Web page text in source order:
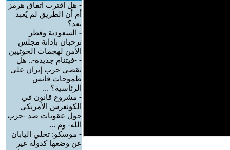
- هل اقترب اتفاق هرمز
أم أن الطريق لم يُعبد
بعد؟
- السعودية وقطر
ترحبان بإدانة مجلس
الأمن لهجمات الحوثيين
- -فيتنام جديدة-.. هل
تقضي حرب إيران على
طموحات فانس
الرئاسية؟ ...
- مشروع قانون في
الكونغرس الأمريكي
حول عقوبات ضد -حزب
الله- وم ...
- موسكو: تخلي اليابان
عن وضعها كدولة غير